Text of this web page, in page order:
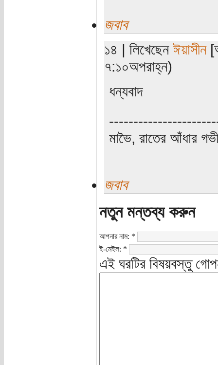
জবাব
১৪ | লিখেছেন ঈয়াসীন
৭:১০অপরাহ্ন)
ধন্যবাদ
মাভৈ, রাতের আঁধার
জবাব
নতুন মন্তব্য করুন
আপনার নাম: *
ই-মেইল: *
এই ঘরটির বিষয়বস্তু